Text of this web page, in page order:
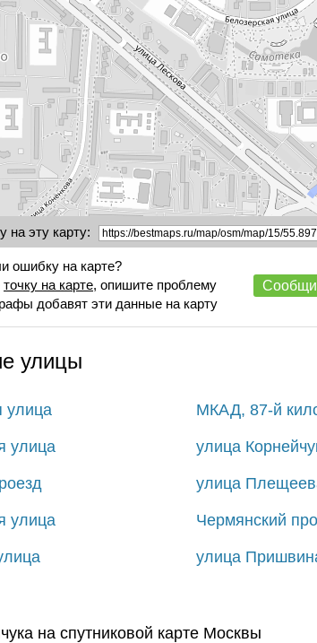
на эту карту:
ошибку на карте?
точку на карте, опишите проблему
добавят эти данные на карту
улицы
улица МКАД, 87-й
улица улица
улица
улица Чермянский
улица
на спутниковой карте Москвы